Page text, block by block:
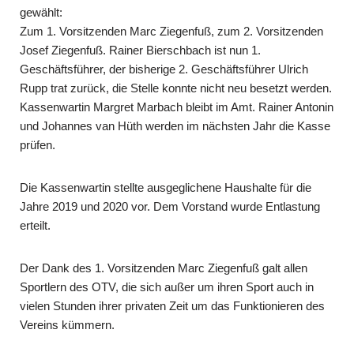
gewählt:
Zum 1. Vorsitzenden Marc Ziegenfuß, zum 2. Vorsitzenden
Josef Ziegenfuß. Rainer Bierschbach ist nun 1.
Geschäftsführer, der bisherige 2. Geschäftsführer Ulrich
Rupp trat zurück, die Stelle konnte nicht neu besetzt werden.
Kassenwartin Margret Marbach bleibt im Amt. Rainer Antonin
und Johannes van Hüth werden im nächsten Jahr die Kasse
prüfen.
Die Kassenwartin stellte ausgeglichene Haushalte für die
Jahre 2019 und 2020 vor. Dem Vorstand wurde Entlastung
erteilt.
Der Dank des 1. Vorsitzenden Marc Ziegenfuß galt allen
Sportlern des OTV, die sich außer um ihren Sport auch in
vielen Stunden ihrer privaten Zeit um das Funktionieren des
Vereins kümmern.